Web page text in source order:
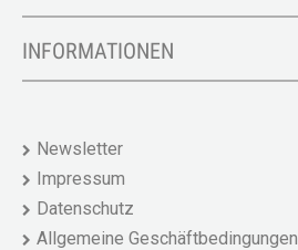
INFORMATIONEN
Newsletter
Impressum
Datenschutz
Allgemeine Geschäftbedingungen